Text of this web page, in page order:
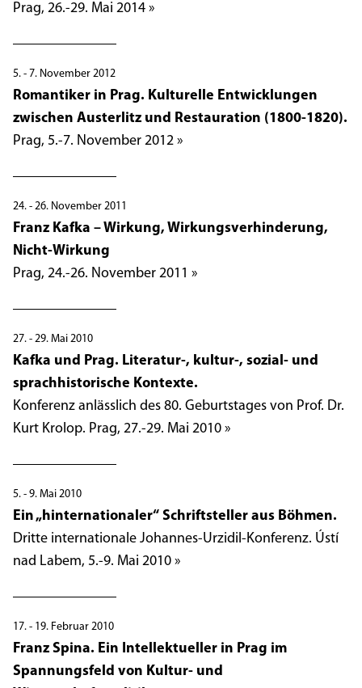
Prag, 26.-29. Mai 2014 »
5. - 7. November 2012
Romantiker in Prag. Kulturelle Entwicklungen
zwischen Austerlitz und Restauration (1800-1820).
Prag, 5.-7. November 2012 »
24. - 26. November 2011
Franz Kafka – Wirkung, Wirkungsverhinderung,
Nicht-Wirkung
Prag, 24.-26. November 2011 »
27. - 29. Mai 2010
Kafka und Prag. Literatur-, kultur-, sozial- und
sprachhistorische Kontexte.
Konferenz anlässlich des 80. Geburtstages von Prof. Dr.
Kurt Krolop. Prag, 27.-29. Mai 2010 »
5. - 9. Mai 2010
Ein „hinternationaler“ Schriftsteller aus Böhmen.
Dritte internationale Johannes-Urzidil-Konferenz. Ústí
nad Labem, 5.-9. Mai 2010 »
17. - 19. Februar 2010
Franz Spina. Ein Intellektueller in Prag im
Spannungsfeld von Kultur- und